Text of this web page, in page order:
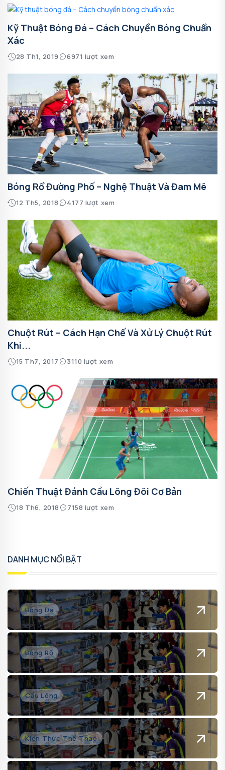
Kỹ Thuật Bóng Đá – Cách Chuyền Bóng Chuẩn
Xác
28 Th1, 2019 6971 lượt xem
Bóng Rổ Đường Phố – Nghệ Thuật Và Đam Mê
12 Th5, 2018 4177 lượt xem
Chuột Rút – Cách Hạn Chế Và Xử Lý Chuột Rút
Khi...
15 Th7, 2017 3110 lượt xem
Chiến Thuật Đánh Cầu Lông Đôi Cơ Bản
18 Th6, 2018 7158 lượt xem
DANH MỤC NỔI BẬT
Bóng Đá
Bóng Rổ
Cầu Lông
Kiến Thức Thể Thao